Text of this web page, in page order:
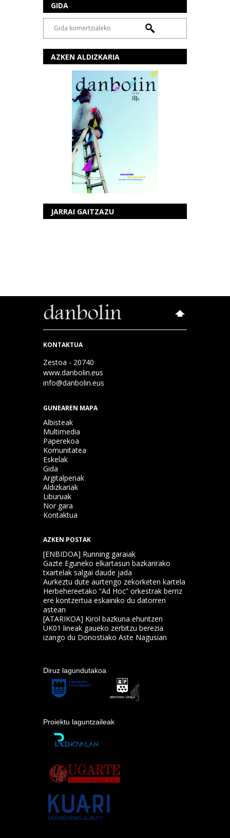
GIDA
AZKEN ALDIZKARIA
JARRAI GAITZAZU
KONTAKTUA
Zestoa - 20740
www.danbolin.eus
info@danbolin.eus
GUNEAREN MAPA
Albisteak
Multimedia
Paperekoa
Komunitatea
Eskelak
Gida
Argitalpenak
Aldizkariak
Liburuak
Nor gara
Kontaktua
AZKEN POSTAK
[ENBIDOA] Running garaiak
Gazte Eguneko elkartasun bazkarirako
txartelak salgai daude jada
Aurkeztu dute aurtengo zekorketen kartela
Herbehereetako “Ad Hoc” orkestrak berriz
ere kontzertua eskainiko du datorren
astean
[ATARIKOA] Kirol bazkuna ehuntzen
UK01 lineak gaueko zerbitzu berezia
izango du Donostiako Aste Nagusian
Diruz lagundutakoa
Proiektu laguntzaileak